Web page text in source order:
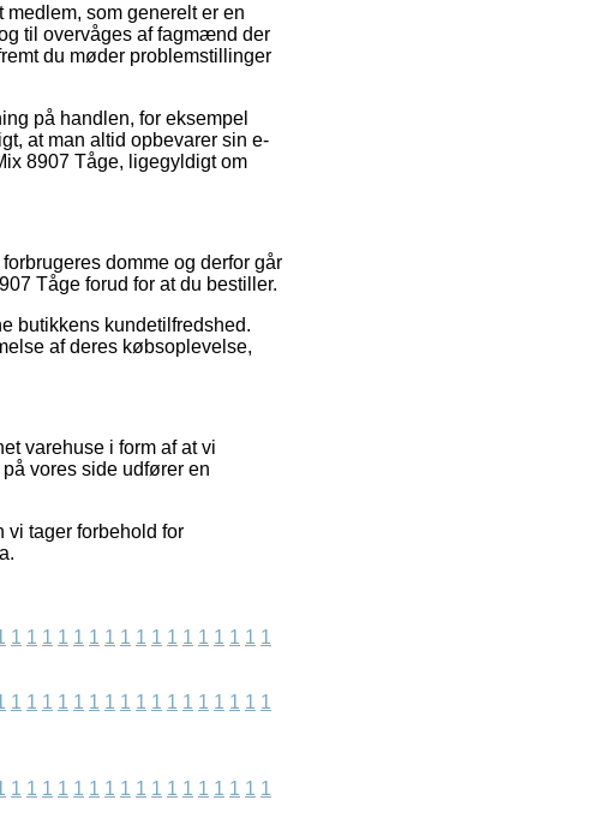
som generelt er en
til overvåges af fagmænd der
du møder problemstillinger
på handlen, for eksempel
at man altid opbevarer sin e-
8907 Tåge, ligegyldigt om
domme og derfor går
Tåge forud for at du bestiller.
butikkens kundetilfredshed.
af deres købsoplevelse,
varehuse i form af at vi
vores side udfører en
vi tager forbehold for
1 1 1 1 1 1 1 1 1 1 1 1 1 1 1 1 1
1 1 1 1 1 1 1 1 1 1 1 1 1 1 1 1 1
1 1 1 1 1 1 1 1 1 1 1 1 1 1 1 1 1